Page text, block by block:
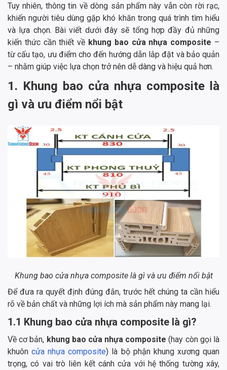
Tuy nhiên, thông tin về dòng sản phẩm này vẫn còn rời rạc,
khiến người tiêu dùng gặp khó khăn trong quá trình tìm hiểu
và lựa chọn. Bài viết dưới đây sẽ tổng hợp đầy đủ những
kiến thức cần thiết về khung bao cửa nhựa composite –
từ cấu tạo, ưu điểm cho đến hướng dẫn lắp đặt và bảo quản
– nhằm giúp việc lựa chọn trở nên dễ dàng và hiệu quả hơn.
1. Khung bao cửa nhựa composite là
gì và ưu điểm nổi bật
Khung bao cửa nhựa composite là gì và ưu điểm nổi bật
Để đưa ra quyết định đúng đắn, trước hết chúng ta cần hiểu
rõ về bản chất và những lợi ích mà sản phẩm này mang lại.
1.1 Khung bao cửa nhựa composite là gì?
Về cơ bản, khung bao cửa nhựa composite(hay còn gọi là
khuôncửa nhựa composite) là bộ phận khung xương quan
trọng, có vai trò liên kết cánh cửa với hệ thống tường xây,